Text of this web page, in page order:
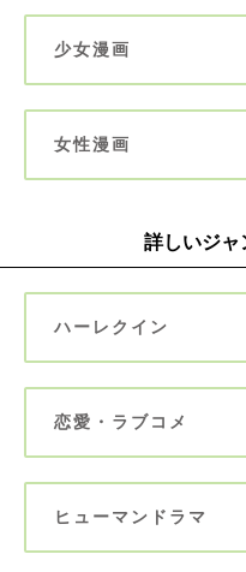
少女漫画
女性漫画
詳しいジャ
ハーレクイン
恋愛・ラブコメ
ヒューマンドラマ